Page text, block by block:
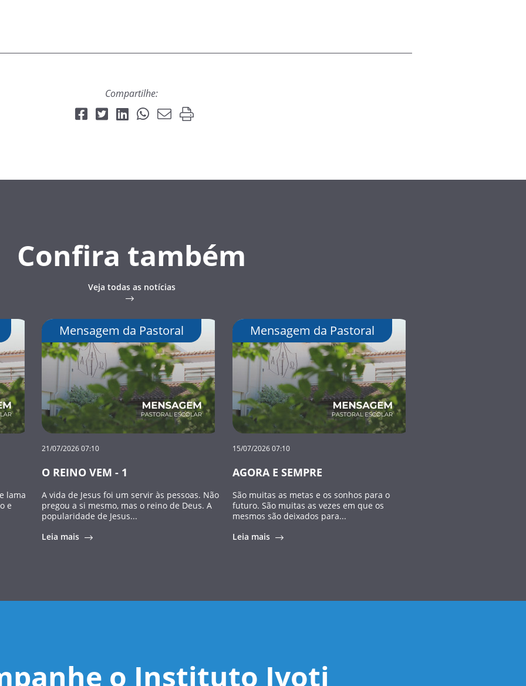
Compartilhe:
Confira também
Veja todas as notícias
lama
e
Mensagem da Pastoral
21/07/2026 07:10
O REINO VEM - 1
A vida de Jesus foi um servir às pessoas. Não
pregou a si mesmo, mas o reino de Deus. A
popularidade de Jesus...
Leia mais
Mensagem da Pastoral
15/07/2026 07:10
AGORA E SEMPRE
São muitas as metas e os sonhos para o
futuro. São muitas as vezes em que os
mesmos são deixados para...
Leia mais
o Instituto Ivoti